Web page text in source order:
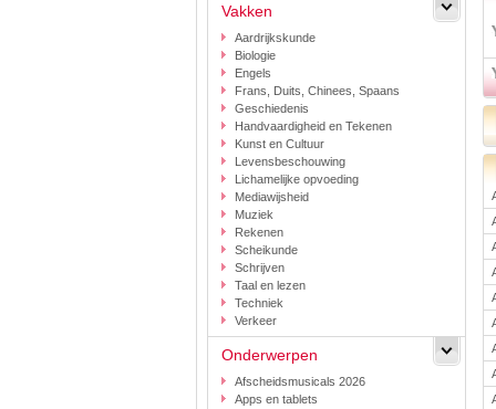
Vakken
Aardrijkskunde
Biologie
Engels
Frans, Duits, Chinees, Spaans
Geschiedenis
Handvaardigheid en Tekenen
Kunst en Cultuur
Levensbeschouwing
Lichamelijke opvoeding
Mediawijsheid
Muziek
Rekenen
Scheikunde
Schrijven
Taal en lezen
Techniek
Verkeer
Onderwerpen
Afscheidsmusicals 2026
Apps en tablets